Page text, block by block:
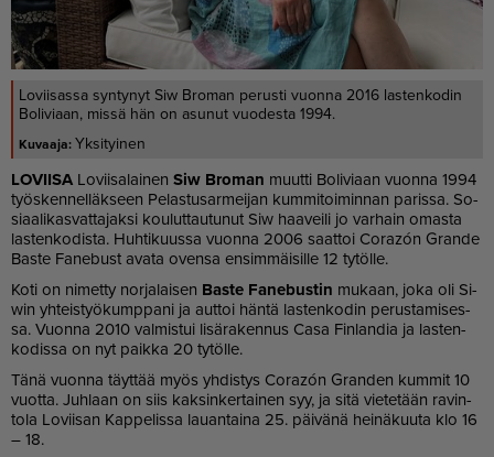
Loviisassa syntynyt Siw Broman perusti vuonna 2016 lastenkodin
Boliviaan, missä hän on asunut vuodesta 1994.
Yksityinen
LO­VII­SA Lo­vii­sa­lai­nen Siw Bro­man muut­ti Bo­li­vi­aan vuon­na 1994
työs­ken­nel­läk­seen Pe­las­tu­sar­mei­jan kum­mi­toi­min­nan pa­ris­sa. So­
si­aa­li­kas­vat­ta­jak­si kou­lut­tau­tu­nut Siw haa­vei­li jo var­hain omas­ta
las­ten­ko­dis­ta. Huh­ti­kuus­sa vuon­na 2006 saat­toi Co­razón Gran­de
Bas­te Fa­ne­bust ava­ta oven­sa en­sim­mäi­sil­le 12 ty­töl­le.
Koti on ni­met­ty nor­ja­lai­sen Bas­te Fa­ne­bus­tin mu­kaan, joka oli Si­
win yh­teis­työ­kump­pa­ni ja aut­toi hän­tä las­ten­ko­din pe­rus­ta­mi­ses­
sa. Vuon­na 2010 val­mis­tui li­sä­ra­ken­nus Casa Fin­lan­dia ja las­ten­
ko­dis­sa on nyt paik­ka 20 ty­töl­le.
Tänä vuon­na täyt­tää myös yh­dis­tys Co­razón Gran­den kum­mit 10
vuot­ta. Juh­laan on siis kak­sin­ker­tai­nen syy, ja sitä vie­te­tään ra­vin­
to­la Lo­vii­san Kap­pe­lis­sa lau­an­tai­na 25. päi­vä­nä hei­nä­kuu­ta klo 16
– 18.